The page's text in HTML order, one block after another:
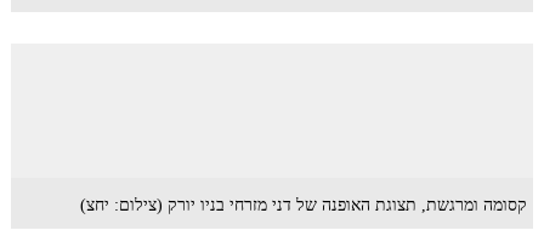
קסומה ומרגשת, תצוגת האופנה של דני מזרחי בניו יורק (צילום: יחצ)